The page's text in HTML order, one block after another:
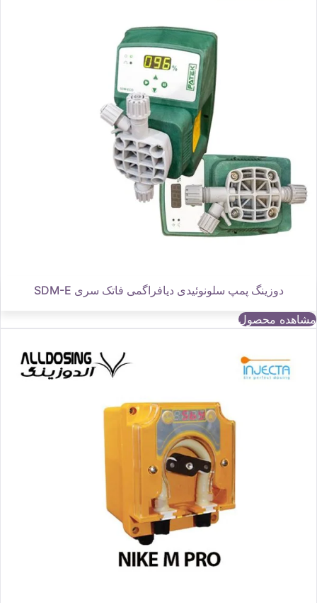
دوزینگ پمپ سلونوئیدی دیافراگمی فاتک سری SDM-E
مشاهده محصول